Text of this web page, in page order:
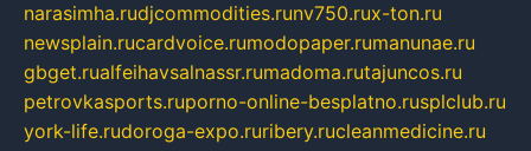
narasimha.rudjcommodities.runv750.rux-ton.ru
newsplain.rucardvoice.rumodopaper.rumanunae.ru
gbget.rualfeihavsalnassr.rumadoma.rutajuncos.ru
petrovkasports.ruporno-online-besplatno.rusplclub.ru
york-life.rudoroga-expo.ruribery.rucleanmedicine.ru